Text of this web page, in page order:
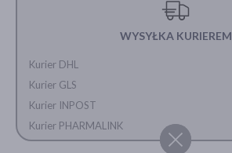
WYSYŁKA KURIEREM
Kurier DHL
Kurier GLS
Kurier INPOST
Kurier PHARMALINK